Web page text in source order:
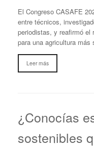
El Congreso CASAFE
entre técnicos,
periodistas, y reafirmó el
para una agricultura
Leer más
¿Conocías
sostenibles